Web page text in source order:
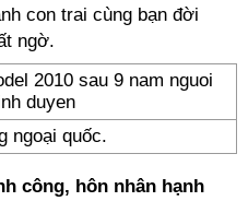
con trai cùng bạn đời
ngờ.
ngoại quốc.
công, hôn nhân hạnh